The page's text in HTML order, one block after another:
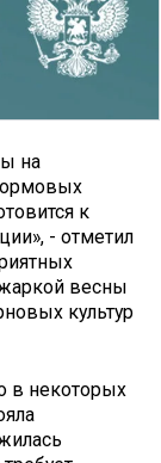
на
к
- отметил
весны
культур
в некоторых